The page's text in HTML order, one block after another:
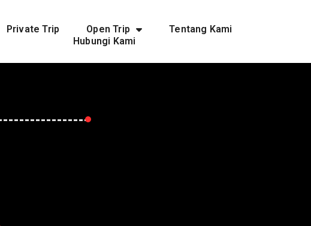
Private Trip Open Trip
Tentang Kami
Hubungi Kami